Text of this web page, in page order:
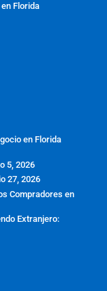
Florida
en Florida
5, 2026
27, 2026
Compradores en
Extranjero: